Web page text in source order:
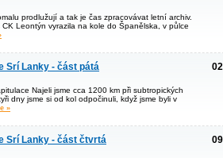
prodlužují a tak je čas zpracovávat letní archiv.
CK Leontýn vyrazila na kole do Španělska, v půlce
Srí Lanky - část pátá
Najeli jsme cca 1200 km při subtropických
dny jsme si od kol odpočinuli, když jsme byli v
»
Srí Lanky - část čtvrtá